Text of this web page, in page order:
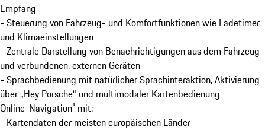
Empfang
- Steuerung von Fahrzeug- und Komfortfunktionen wie Ladetimer
und Klimaeinstellungen
- Zentrale Darstellung von Benachrichtigungen aus dem Fahrzeug
und verbundenen, externen Geräten
- Sprachbedienung mit natürlicher Sprachinteraktion, Aktivierung
über „Hey Porsche“ und multimodaler Kartenbedienung
Online-Navigation¹ mit:
- Kartendaten der meisten europäischen Länder